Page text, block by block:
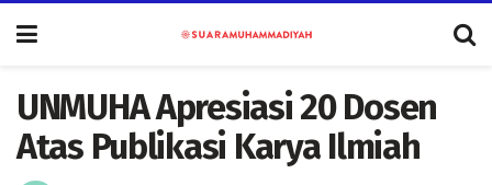
UNMUHA Apresiasi 20 Dosen
Atas Publikasi Karya Ilmiah